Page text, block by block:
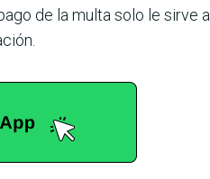
de la multa solo le sirve al